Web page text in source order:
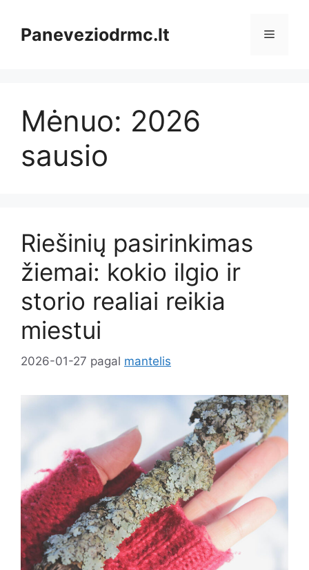
turinioPaneveziodrmc.lt Meniu
Mėnuo: 2026
sausio
Riešinių pasirinkimas
žiemai: kokio ilgio ir
storio realiai reikia
miestui
2026-01-27 pagal mantelis